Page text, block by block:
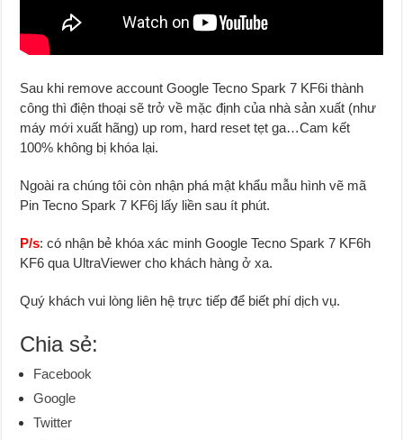
Sau khi remove account Google Tecno Spark 7 KF6i thành
công thì điện thoại sẽ trở về mặc định của nhà sản xuất (như
máy mới xuất hãng) up rom, hard reset tẹt ga…Cam kết
100% không bị khóa lại.
Ngoài ra chúng tôi còn nhận phá mật khẩu mẫu hình vẽ mã
Pin Tecno Spark 7 KF6j lấy liền sau ít phút.
P/s: có nhận bẻ khóa xác minh Google Tecno Spark 7 KF6h
KF6 qua UltraViewer cho khách hàng ở xa.
Quý khách vui lòng liên hệ trực tiếp để biết phí dịch vụ.
Chia sẻ:
Facebook
Google
Twitter